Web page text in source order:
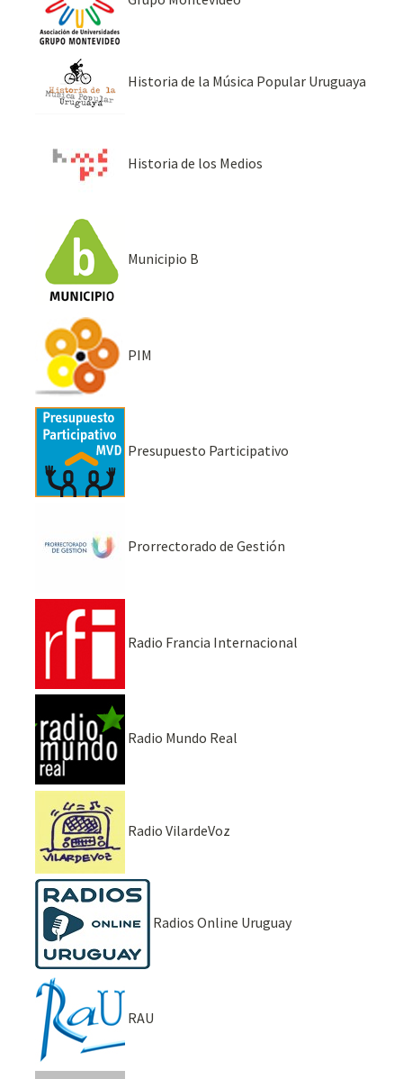
Historia de la Música Popular Uruguaya
Historia de los Medios
Municipio B
PIM
Presupuesto Participativo
Prorrectorado de Gestión
Radio Francia Internacional
Radio Mundo Real
Radio VilardeVoz
Radios Online Uruguay
RAU